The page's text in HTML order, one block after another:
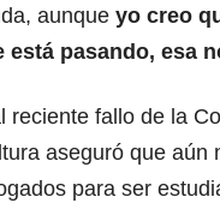
aunque yo creo
pasando, esa
reciente fallo de la
aseguró que
para ser